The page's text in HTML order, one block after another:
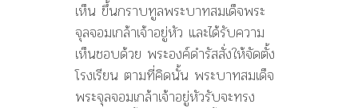
เห็น ขึ้นกราบทูลพระบาทสมเด็จพระ
จุลจอมเกล้าเจ้าอยู่หัว และได้รับความ
เห็นชอบด้วย พระองค์ดำรัสสั่งให้จัดตั้ง
โรงเรียน ตามที่คิดนั้น พระบาทสมเด็จ
พระจุลจอมเกล้าเจ้าอยู่หัวรับจะทรง